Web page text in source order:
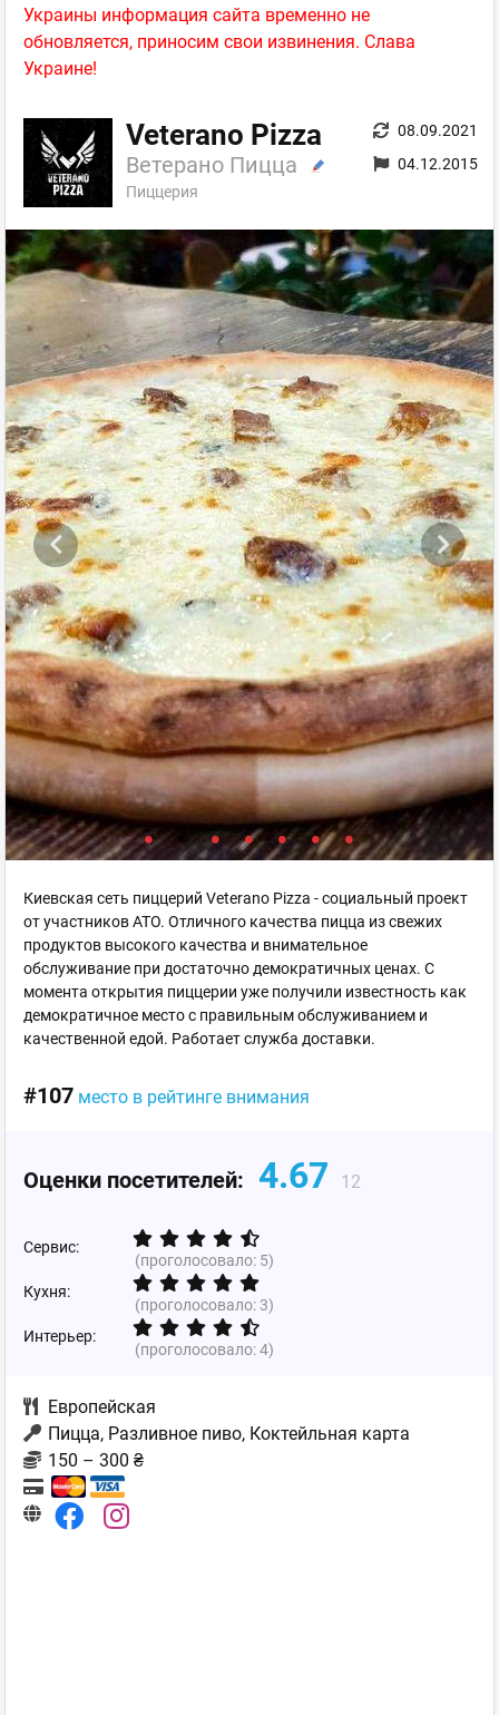
Украины информация сайта временно не
обновляется, приносим свои извинения. Слава
Украине!
Veterano Pizza
Ветерано Пицца
Пиццерия
08.09.2021
04.12.2015
Киевская сеть пиццерий Veterano Pizza - социальный проект
от участников АТО. Отличного качества пицца из свежих
продуктов высокого качества и внимательное
обслуживание при достаточно демократичных ценах. С
момента открытия пиццерии уже получили известность как
демократичное место с правильным обслуживанием и
качественной едой. Работает служба доставки.
#107 место в рейтинге внимания
Оценки посетителей: 4.67 12
Сервис:
(проголосовало: 5)
Кухня:
(проголосовало:3)
Интерьер:
(проголосовало:4)
Европейская
Пицца, Разливное пиво, Коктейльная карта
150 – 300 ₴